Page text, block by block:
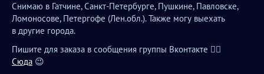
Снимаю в Гатчине, Санкт-Петербурге, Пушкине, Павловске,
Ломоносове, Петергофе (Лен.обл.). Также могу выехать
в другие города.
Пишите для заказа в сообщения группы Вконтакте 👉🏻
Сюда 😉